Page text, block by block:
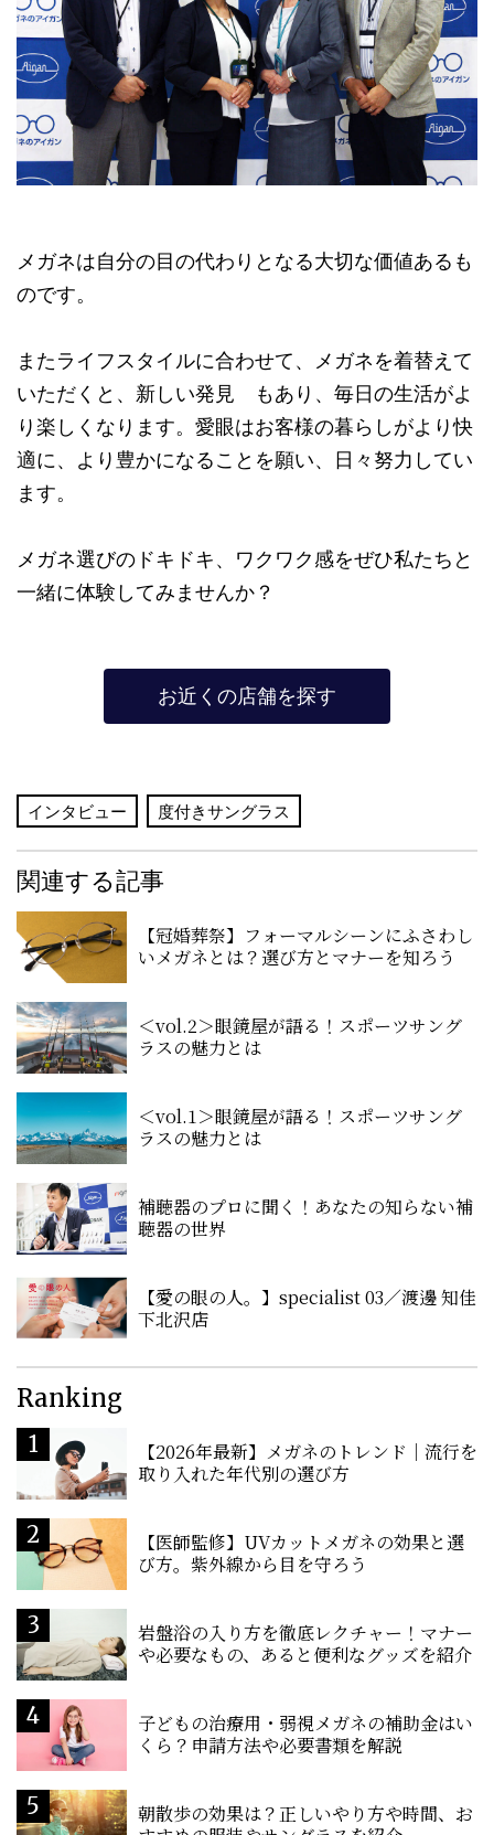
メガネは自分の目の代わりとなる大切な価値あるも
のです。
またライフスタイルに合わせて、メガネを着替えて
いただくと、新しい発見 もあり、毎日の生活がよ
り楽しくなります。愛眼はお客様の暮らしがより快
適に、より豊かになることを願い、日々努力してい
ます。
メガネ選びのドキドキ、ワクワク感をぜひ私たちと
一緒に体験してみませんか？
お近くの店舗を探す
インタビュー 度付きサングラス
関連する記事
【冠婚葬祭】フォーマルシーンにふさわし
いメガネとは？選び方とマナーを知ろう
＜vol.2＞眼鏡屋が語る！スポーツサング
ラスの魅力とは
＜vol.1＞眼鏡屋が語る！スポーツサング
ラスの魅力とは
補聴器のプロに聞く！あなたの知らない補
聴器の世界
【愛の眼の人。】specialist 03／渡邊 知佳
下北沢店
Ranking
【2026年最新】メガネのトレンド｜流行を
取り入れた年代別の選び方
【医師監修】UVカットメガネの効果と選
び方。紫外線から目を守ろう
岩盤浴の入り方を徹底レクチャー！マナー
や必要なもの、あると便利なグッズを紹介
子どもの治療用・弱視メガネの補助金はい
くら？申請方法や必要書類を解説
朝散歩の効果は？正しいやり方や時間、お